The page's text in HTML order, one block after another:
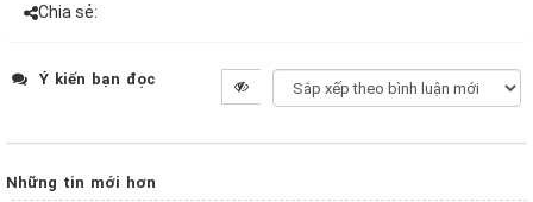
Chia sẻ:
Ý kiến bạn đọc
Những tin mới hơn